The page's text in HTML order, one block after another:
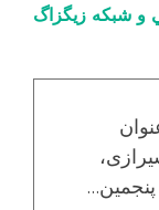
و شبکه زیگزاگ